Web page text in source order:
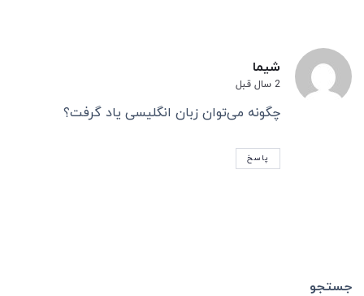
شیما
2 سال قبل
چگونه می‌توان زبان انگلیسی یاد گرفت؟
پاسخ
جستجو